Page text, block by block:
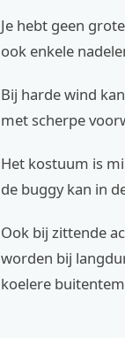
Je hebt geen
ook enkele
Bij harde wind
met scherpe
Het kostuum is
de buggy kan in
Ook bij zittende
worden bij
koelere